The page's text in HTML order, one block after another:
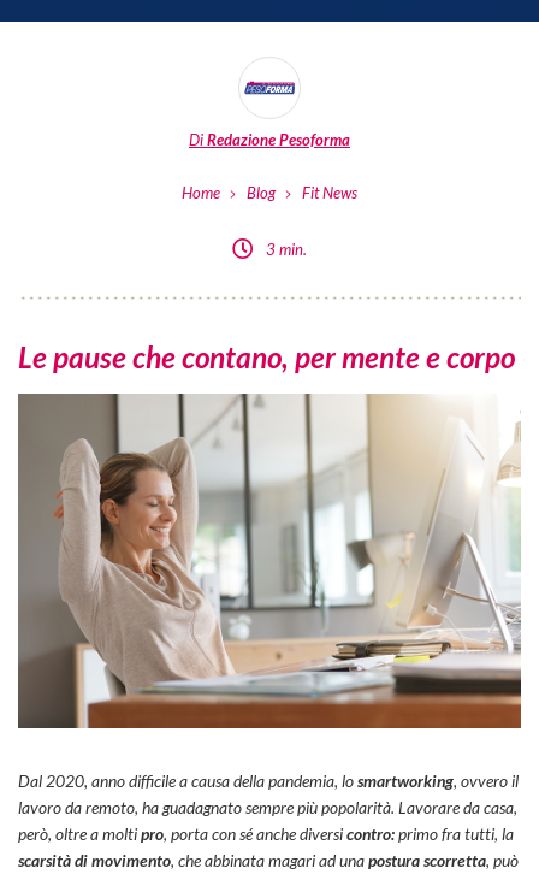
DiRedazione Pesoforma
Home Blog Fit News
3 min.
Le pause che contano, per mente e corpo
Dal 2020, anno difficile a causa della pandemia, losmartworking, ovvero il
lavoro da remoto, ha guadagnato sempre più popolarità. Lavorare da casa,
però, oltre a moltipro, porta con sé anche diversicontro:primo fra tutti, la
scarsità di movimento, che abbinata magari ad unapostura scorretta, può